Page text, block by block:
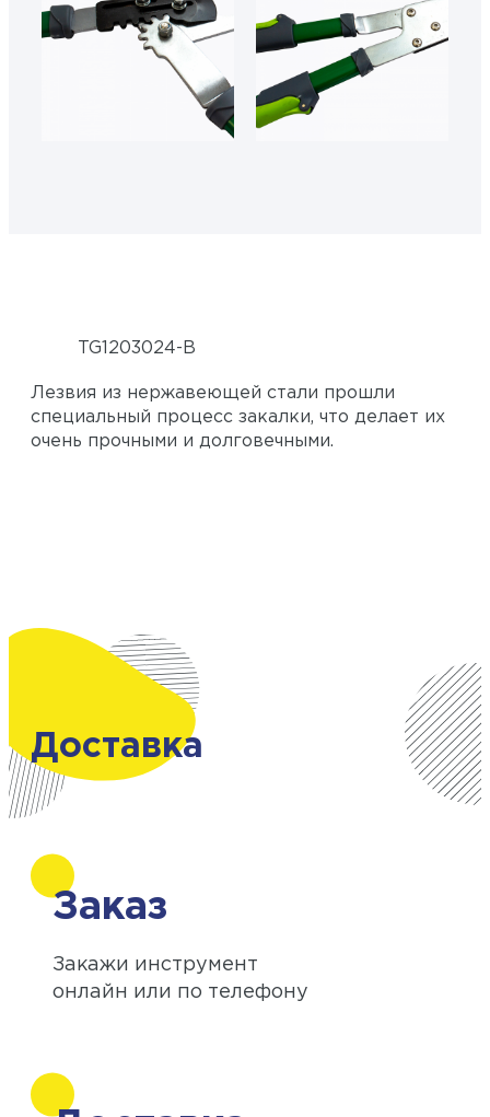
TG1203024-B
Лезвия из нержавеющей стали прошли
специальный процесс закалки, что делает их
очень прочными и долговечными.
Доставка
Заказ
Закажи инструмент
онлайн или по телефону